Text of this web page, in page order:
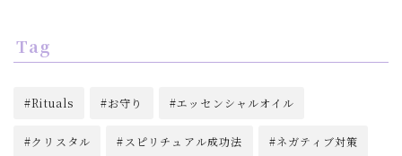
Tag
Rituals お守り エッセンシャルオイル
クリスタル スピリチュアル成功法 ネガティブ対策